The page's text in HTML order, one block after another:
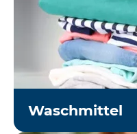
Waschmittel